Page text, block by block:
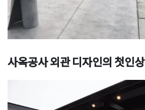
사옥공사 외관 디자인의 첫인상